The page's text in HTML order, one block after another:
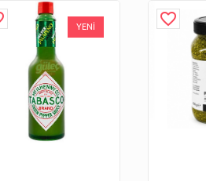
YENİ favorite_border